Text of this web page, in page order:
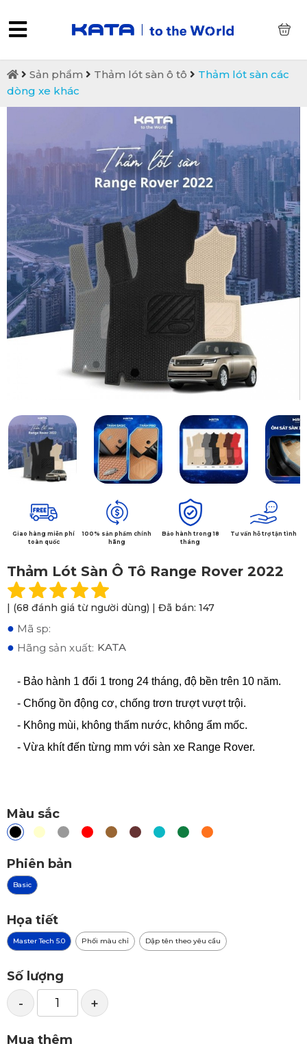
Sản phẩm Thảm lót sàn ô tô
Thảm lót sàn các
dòng xe khác
Giao hàng miễn phí
toàn quốc
100% sản phẩm chính
hãng
Bảo hành trong 18
tháng
Tư vấn hỗ trợ tận tình
Thảm Lót Sàn Ô Tô Range Rover 2022
| (68 đánh giá từ người dùng) | Đã bán: 147
● Mã sp:
● Hãng sản xuất: KATA
- Bảo hành 1 đổi 1 trong 24 tháng, độ bền trên 10 năm.
- Chống ồn động cơ, chống trơn trượt vượt trội.
- Không mùi, không thấm nước, không ẩm mốc.
- Vừa khít đến từng mm với sàn xe Range Rover.
Màu sắc
Phiên bản
Basic
Họa tiết
Master Tech 5.0 Phối màu chỉ Dập tên theo yêu cầu
Số lượng
- +
Mua thêm